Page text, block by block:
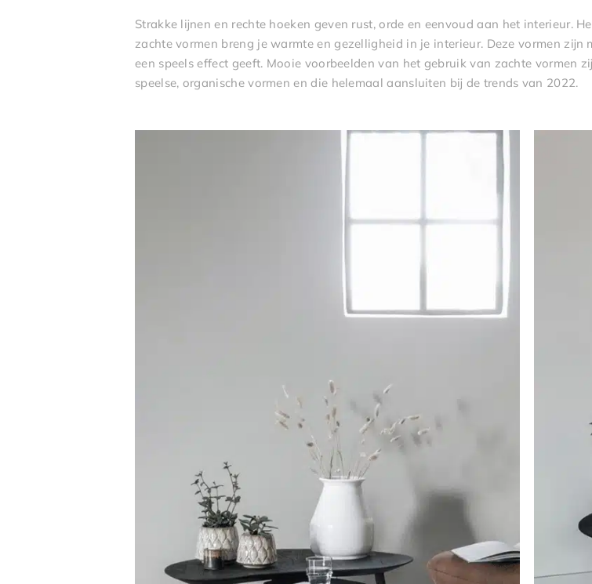
Strakke lijnen en rechte hoeken geven rust, orde en eenvoud aan het interieur.
zachte vormen breng je warmte en gezelligheid in je interieur. Deze vormen
een speels effect geeft. Mooie voorbeelden van het gebruik van zachte vormen
speelse, organische vormen en die helemaal aansluiten bij de trends van 2022.